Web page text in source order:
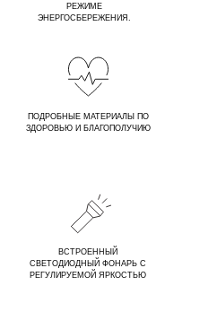
РЕЖИМЕ
ЭНЕРГОСБЕРЕЖЕНИЯ.
ВСТРОЕННЫЙ
СВЕТОДИОДНЫЙ ФОНАРЬ С
РЕГУЛИРУЕМОЙ ЯРКОСТЬЮ
ПОДРОБНЫЕ МАТЕРИАЛЫ ПО
ЗДОРОВЬЮ И БЛАГОПОЛУЧИЮ